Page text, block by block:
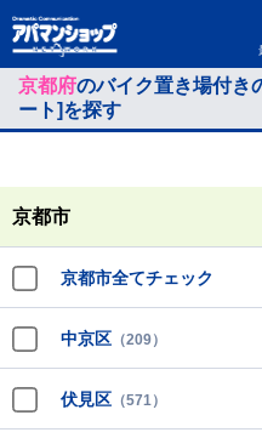
京都府のバイク置き場付き
ート]を探す
京都市
京都市全てチェック
中京区 （209）
伏見区 （571）